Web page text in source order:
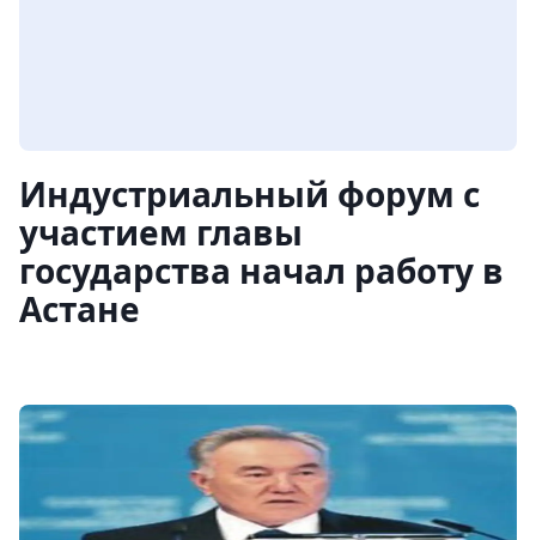
Индустриальный форум с
участием главы
государства начал работу в
Астане